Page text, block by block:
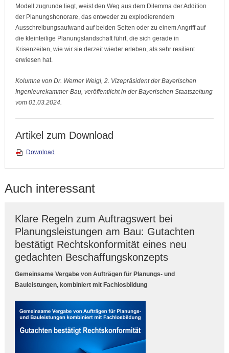
Modell zugrunde liegt, weist den Weg aus dem Dilemma der Addition
der Planungshonorare, das entweder zu explodierendem
Ausschreibungsaufwand auf beiden Seiten oder zu einem Angriff auf
die kleinteilige Planungslandschaft führt, die sich gerade in
Krisenzeiten, wie wir sie derzeit wieder erleben, als sehr resilient
erwiesen hat.
Kolumne von Dr. Werner Weigl, 2. Vizepräsident der Bayerischen
Ingenieurekammer-Bau, veröffentlicht in der Bayerischen Staatszeitung
vom 01.03.2024.
Artikel zum Download
Download
Auch interessant
Klare Regeln zum Auftragswert bei
Planungsleistungen am Bau: Gutachten
bestätigt Rechtskonformität eines neu
gedachten Beschaffungskonzepts
Gemeinsame Vergabe von Aufträgen für Planungs- und
Bauleistungen, kombiniert mit Fachlosbildung